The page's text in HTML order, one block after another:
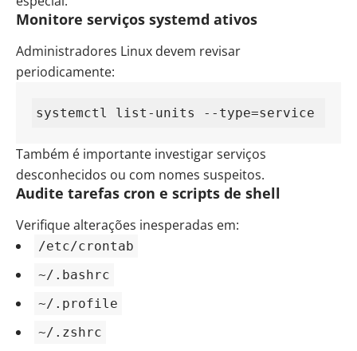
Monitore serviços systemd ativos
Administradores Linux devem revisar
periodicamente:
systemctl list-units --type=service
Também é importante investigar serviços
desconhecidos ou com nomes suspeitos.
Audite tarefas cron e scripts de shell
Verifique alterações inesperadas em:
/etc/crontab
~/.bashrc
~/.profile
~/.zshrc